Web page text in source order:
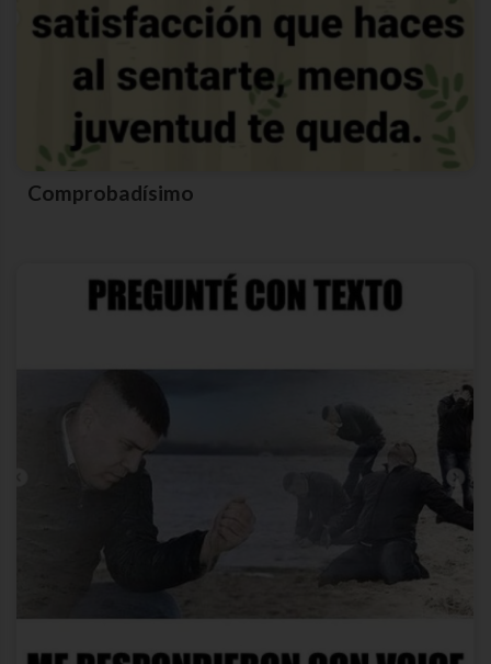
Comprobadísimo